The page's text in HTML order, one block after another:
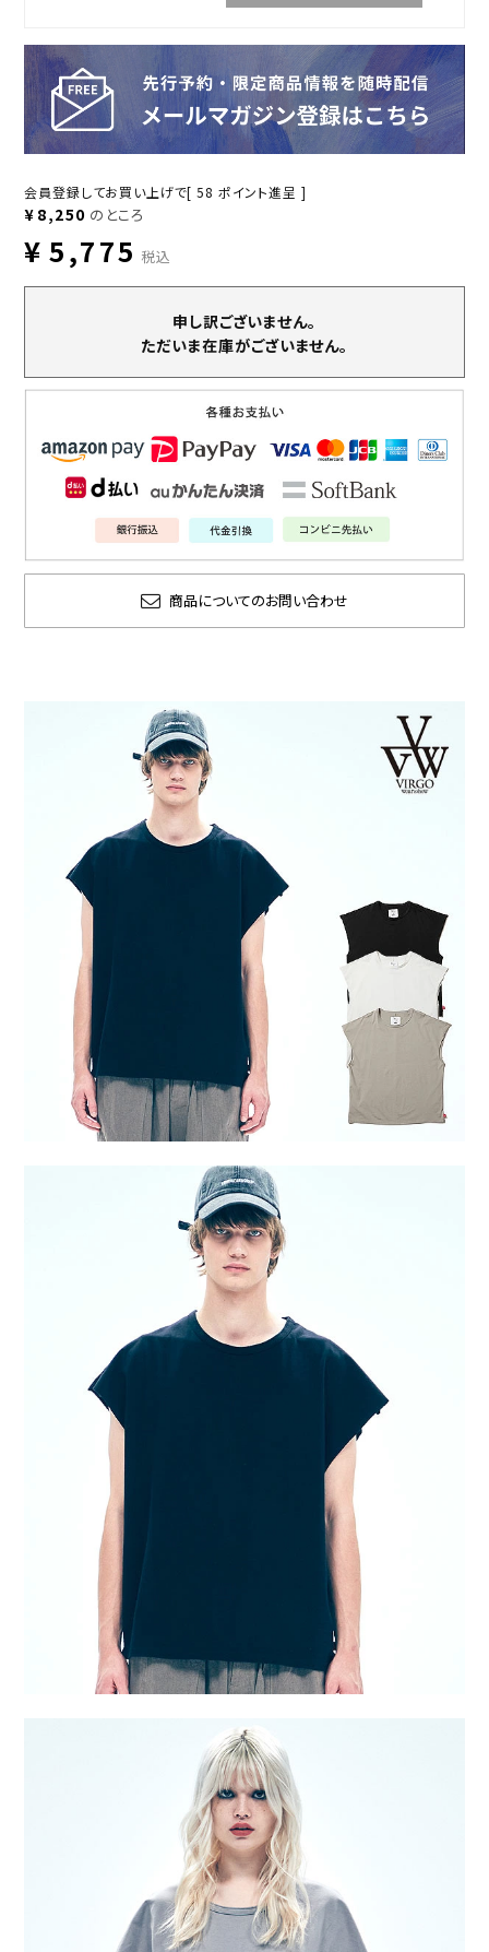
会員登録してお買い上げで[ 58 ポイント進呈 ]
¥ 8,250 のところ
¥ 5,775 税込
申し訳ございません。
ただいま在庫がございません。
商品についてのお問い合わせ